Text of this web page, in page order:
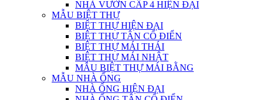
NHÀ VƯỜN CẤP 4 HIỆN ĐẠI
MẪU BIỆT THỰ
BIỆT THỰ HIỆN ĐẠI
BIỆT THỰ TÂN CỔ ĐIỂN
BIỆT THỰ MÁI THÁI
BIỆT THỰ MÁI NHẬT
MẪU BIỆT THỰ MÁI BẰNG
MẪU NHÀ ỐNG
NHÀ ỐNG HIỆN ĐẠI